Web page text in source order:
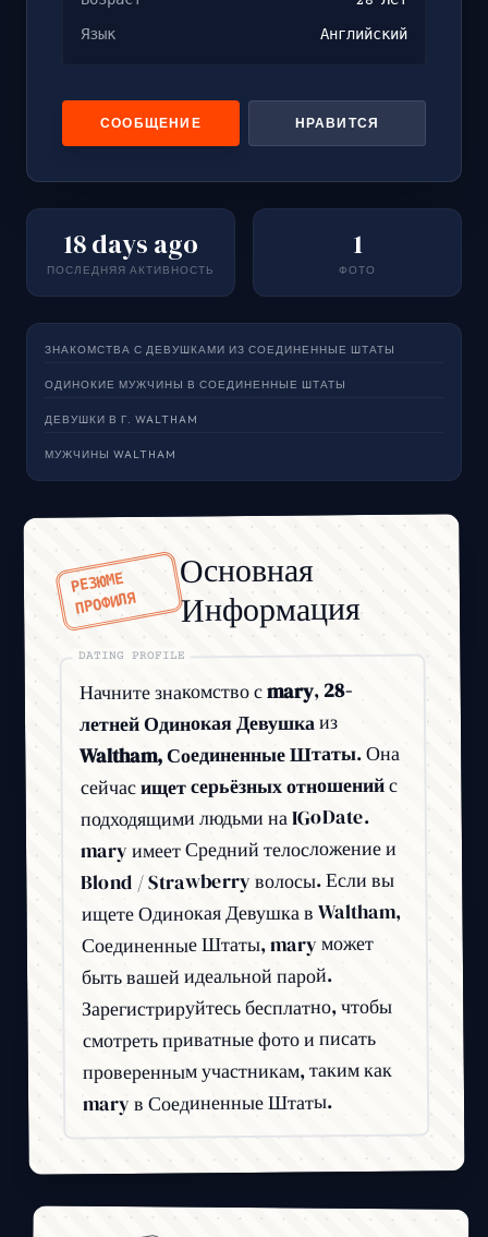
Язык
Английский
СООБЩЕНИЕ НРАВИТСЯ
18 days ago
ПОСЛЕДНЯЯ АКТИВНОСТЬ
1
ФОТО
ЗНАКОМСТВА С ДЕВУШКАМИ ИЗ СОЕДИНЕННЫЕ ШТАТЫ
ОДИНОКИЕ МУЖЧИНЫ В СОЕДИНЕННЫЕ ШТАТЫ
ДЕВУШКИ В Г. WALTHAM
МУЖЧИНЫ WALTHAM
РЕЗЮМЕ
ПРОФИЛЯ
Основная
Информация
DATING PROFILE
Начните знакомство сmary,28-
летней Одинокая Девушкаиз
Waltham, Соединенные Штаты. Она
сейчасищет серьёзных отношенийс
подходящими людьми на IGoDate.
mary имеет Средний телосложение и
Blond / Strawberry волосы. Если вы
ищете Одинокая Девушка в Waltham,
Соединенные Штаты, mary может
быть вашей идеальной парой.
Зарегистрируйтесь бесплатно, чтобы
смотреть приватные фото и писать
проверенным участникам, таким как
mary в Соединенные Штаты.